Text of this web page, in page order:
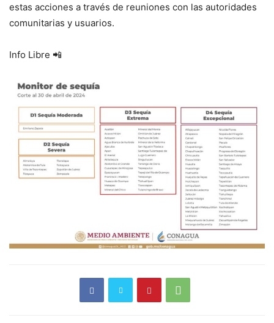
estas acciones a través de reuniones con las autoridades
comunitarias y usuarios.
Info Libre 📲